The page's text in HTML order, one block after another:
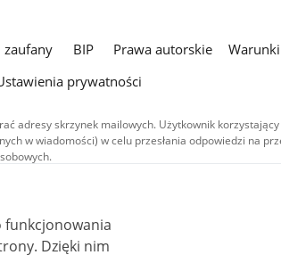
zaufany BIP Prawa autorskie
prywatności
adresy skrzynek mailowych. Użytkownik
w wiadomości) w celu przesłania odpowiedzi na
wyłączeniem treści audiowizualnych), są
uznanie autorstwa - na tych samych
audiowizualne, w tym zdjęcia, materiały audio i wideo,
Commons: uznanie autorstwa użycie niekomercyjne -
4.0), o ile nie jest to stwierdzone inaczej.
funkcjonowania
nim